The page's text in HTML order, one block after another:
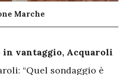
Marche
in vantaggio, Acquaroli
“Quel sondaggio è